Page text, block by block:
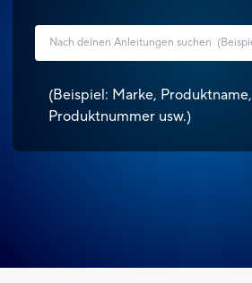
(Beispiel: Marke, Produktname,
Produktnummer usw.)